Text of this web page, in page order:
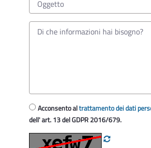
Acconsento altrattamento dei dati
dell' art. 13 del GDPR 2016/679.